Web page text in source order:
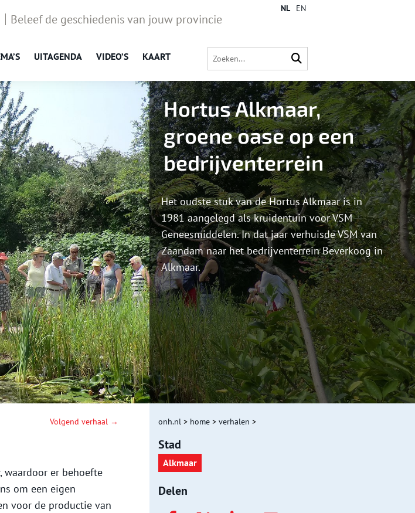
Beleef de geschiedenis van jouw provincie
UITAGENDA VIDEO’S KAART
NL EN
Hortus Alkmaar,
groene oase op een
bedrijventerrein
Het oudste stuk van de Hortus Alkmaar is in
1981 aangelegd als kruidentuin voor VSM
Geneesmiddelen. In dat jaar verhuisde VSM van
Zaandam naar het bedrijventerrein Beverkoog in
Alkmaar.
Volgend verhaal →
er behoefte
om een eigen
voor de productie van
onh.nl > home > verhalen >
Stad
Alkmaar
Delen